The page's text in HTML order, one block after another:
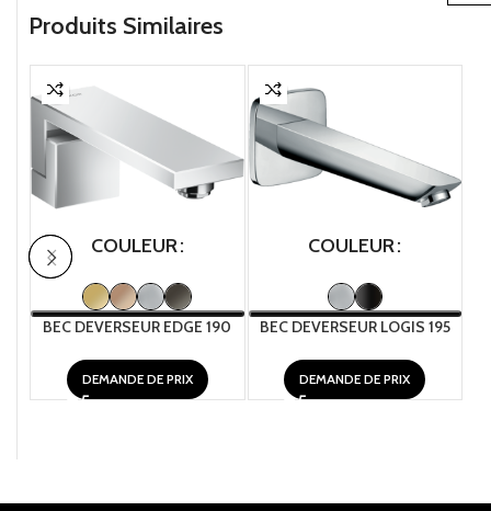
Produits Similaires
COULEUR
BEC DEVERSEUR EDGE 190
DEMANDE DE PRIX
COULEUR
BEC DEVERSEUR LOGIS 195
DEMANDE DE PRIX